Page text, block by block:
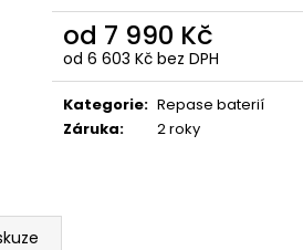
od 7 990 Kč
od 6 603 Kč bez DPH
Měrná
cena:
Kategorie: Repase baterií
Záruka: 2 roky
MACHINE CATHERINE CRB 30-29
LIGHT MINT/DARK SILVER/BLACK